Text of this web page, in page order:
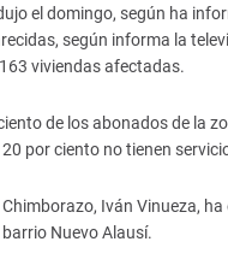
el domingo, según ha
según informa la
viviendas afectadas.
de los abonados de la
por ciento no tienen
Iván Vinueza,
Nuevo Alausí.